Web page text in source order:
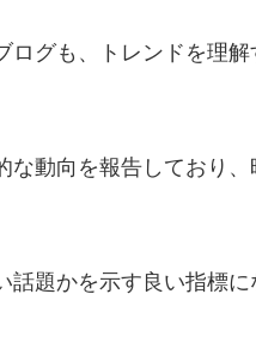
グも、トレンドを理
動向を報告しており
題かを示す良い指標に